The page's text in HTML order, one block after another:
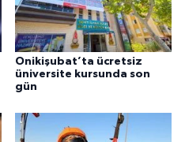
Onikişubat’ta ücretsiz
üniversite kursunda son
gün